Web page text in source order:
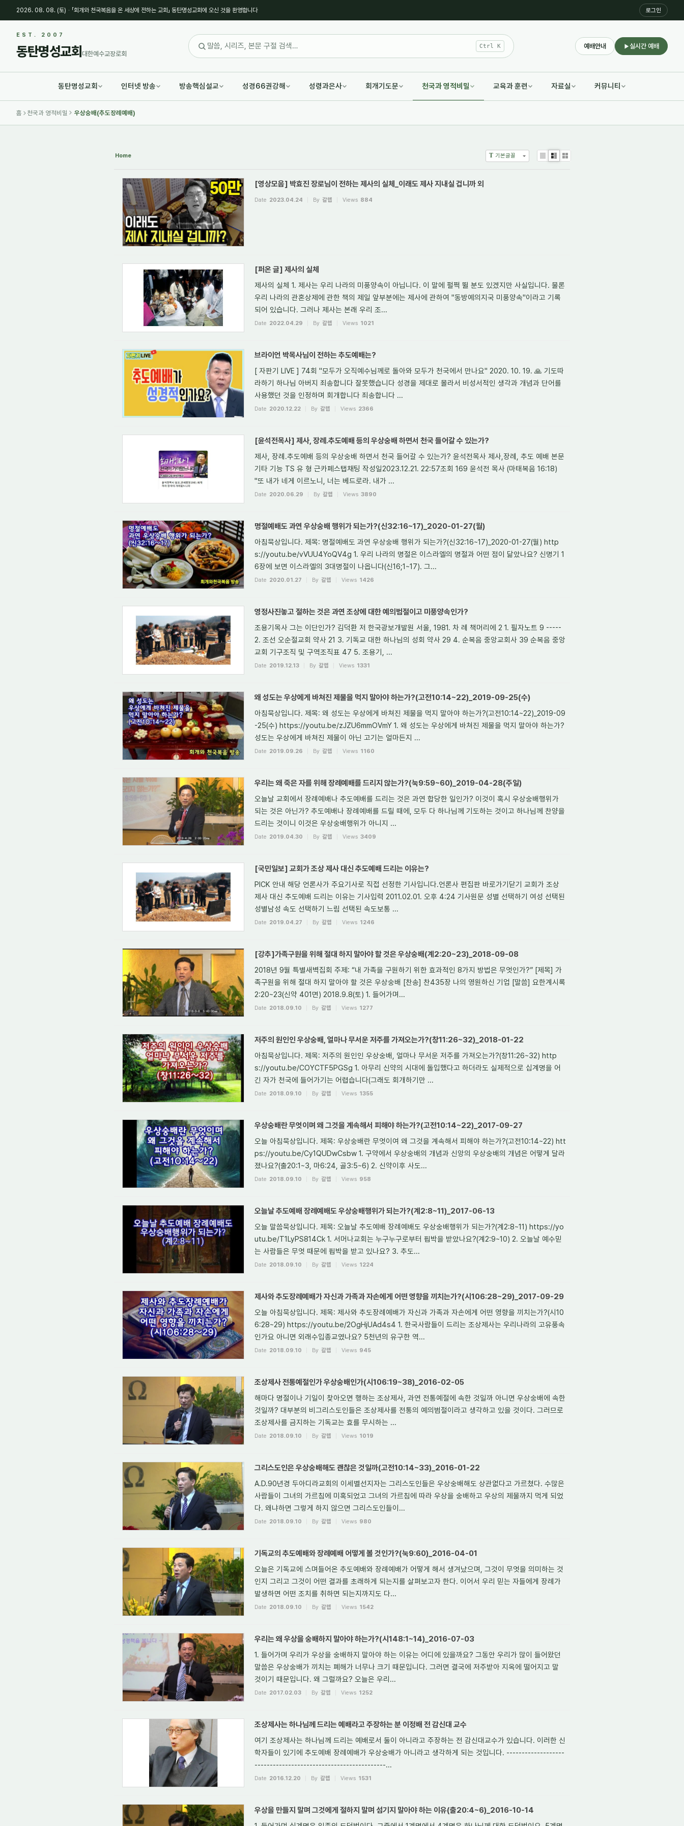
2026. 08. 08. (토) · 「회개와 천국복음을 온 세상에 전하는 교회」 동탄명성교회에 오신 것을 환영합니다 로그인
EST. 2007
동탄명성교회 대한예수교장로회
Ctrl K 예배안내 실시간 예배
동탄명성교회 인터넷 방송 방송핵심설교 성경66권강해 성령과은사 회개기도문 천국과 영적비밀 교육과 훈련 자료실 커뮤니티
홈 천국과 영적비밀 우상숭배(추도장례예배)
Home T 기본글꼴
ListZine
[영상모음] 박효진 장로님이 전하는 제사의 실체_이래도 제사 지내실 겁니까 외
Date 2023.04.24 By 갈렙 Views 884
[퍼온 글] 제사의 실체
제사의 실체 1. 제사는 우리 나라의 미풍양속이 아닙니다. 이 말에 펄쩍 뛸 분도 있겠지만 사실입니다. 물론
우리 나라의 관혼상제에 관한 책의 제일 앞부분에는 제사에 관하여 "동방예의지국 미풍양속"이라고 기록
되어 있습니다. 그러나 제사는 본래 우리 조...
Date 2022.04.29 By 갈렙 Views 1021
브라이언 박목사님이 전하는 추도예배는?
[ 자판기 LIVE ] 74회 "모두가 오직예수님께로 돌아와 모두가 천국에서 만나요" 2020. 10. 19. 🙏 기도따
라하기 하나님 아버지 죄송합니다 잘못했습니다 성경을 제대로 몰라서 비성서적인 생각과 개념과 단어를
사용했던 것을 인정하며 회개합니다 죄송합니다 ...
Date 2020.12.22 By 갈렙 Views 2366
[윤석전목사] 제사, 장례.추도예배 등의 우상숭배 하면서 천국 들어갈 수 있는가?
제사, 장례.추도예배 등의 우상숭배 하면서 천국 들어갈 수 있는가? 윤석전목사 제사,장례, 추도 예배 본문
기타 기능 TS 유 형 근카페스탭채팅 작성일2023.12.21. 22:57조회 169 윤석전 목사 (마태복음 16:18)
"또 내가 네게 이르노니, 너는 베드로라. 내가 ...
Date 2020.06.29 By 갈렙 Views 3890
명절예배도 과연 우상숭배 행위가 되는가?(신32:16~17)_2020-01-27(월)
아침묵상입니다. 제목: 명절예배도 과연 우상숭배 행위가 되는가?(신32:16~17)_2020-01-27(월) http
s://youtu.be/vVUU4YoQV4g 1. 우리 나라의 명절은 이스라엘의 명절과 어떤 점이 닮았나요? 신명기 1
6장에 보면 이스라엘의 3대명절이 나옵니다(신16;1~17). 그...
Date 2020.01.27 By 갈렙 Views 1426
영정사진놓고 절하는 것은 과연 조상에 대한 예의범절이고 미풍양속인가?
조용기목사 그는 이단인가? 김덕환 저 한국광보개발원 서울, 1981. 차 례 책머리에 2 1. 필자노트 9 -----
2. 조선 오순절교회 약사 21 3. 기독교 대한 하나님의 성회 약사 29 4. 순복음 중앙교회사 39 순복음 중앙
교회 기구조직 및 구역조직표 47 5. 조용기, ...
Date 2019.12.13 By 갈렙 Views 1331
왜 성도는 우상에게 바쳐진 제물을 먹지 말아야 하는가?(고전10:14~22)_2019-09-25(수)
아침묵상입니다. 제목: 왜 성도는 우상에게 바쳐진 제물을 먹지 말아야 하는가?(고전10:14~22)_2019-09
-25(수) https://youtu.be/zJZU6mmOVmY 1. 왜 성도는 우상에게 바쳐진 제물을 먹지 말아야 하는가?
성도는 우상에게 바쳐진 제물이 아닌 고기는 얼마든지 ...
Date 2019.09.26 By 갈렙 Views 1160
우리는 왜 죽은 자를 위해 장례예배를 드리지 않는가?(눅9:59~60)_2019-04-28(주일)
오늘날 교회에서 장례예배나 추도예배를 드리는 것은 과연 합당한 일인가? 이것이 혹시 우상숭배행위가
되는 것은 아닌가? 추도예배나 장례예배를 드릴 때에, 모두 다 하나님께 기도하는 것이고 하나님께 찬양을
드리는 것이니 이것은 우상숭배행위가 아니지 ...
Date 2019.04.30 By 갈렙 Views 3409
[국민일보] 교회가 조상 제사 대신 추도예배 드리는 이유는?
PICK 안내 해당 언론사가 주요기사로 직접 선정한 기사입니다.언론사 편집판 바로가기닫기 교회가 조상
제사 대신 추도예배 드리는 이유는 기사입력 2011.02.01. 오후 4:24 기사원문 성별 선택하기 여성 선택된
성별남성 속도 선택하기 느림 선택된 속도보통 ...
Date 2019.04.27 By 갈렙 Views 1246
[강추]가족구원을 위해 절대 하지 말아야 할 것은 우상숭배(계2:20~23)_2018-09-08
2018년 9월 특별새벽집회 주제: “내 가족을 구원하기 위한 효과적인 8가지 방법은 무엇인가?” [제목] 가
족구원을 위해 절대 하지 말아야 할 것은 우상숭배 [찬송] 찬435장 나의 영원하신 기업 [말씀] 요한계시록
2:20~23(신약 401면) 2018.9.8(토) 1. 들어가며...
Date 2018.09.10 By 갈렙 Views 1277
저주의 원인인 우상숭배, 얼마나 무서운 저주를 가져오는가?(창11:26~32)_2018-01-22
아침묵상입니다. 제목: 저주의 원인인 우상숭배, 얼마나 무서운 저주를 가져오는가?(창11:26~32) http
s://youtu.be/COYCTF5PGSg 1. 아무리 신약의 시대에 돌입했다고 하더라도 실제적으로 십계명을 어
긴 자가 천국에 들어가기는 어렵습니다(그래도 회개하기만 ...
Date 2018.09.10 By 갈렙 Views 1355
우상숭배란 무엇이며 왜 그것을 계속해서 피해야 하는가?(고전10:14~22)_2017-09-27
오늘 아침묵상입니다. 제목: 우상숭배란 무엇이여 왜 그것을 계속해서 피해야 하는가?(고전10:14~22) htt
ps://youtu.be/Cy1QUDwCsbw 1. 구약에서 우상숭배의 개념과 신앙의 우상숭배의 개념은 어떻게 달라
졌나요?(출20:1~3, 마6:24, 골3:5~6) 2. 신약이후 사도...
Date 2018.09.10 By 갈렙 Views 958
오늘날 추도예배 장례예배도 우상숭배행위가 되는가?(계2:8~11)_2017-06-13
오늘 말씀묵상입니다. 제목: 오늘날 추도예배 장례예배도 우상숭배행위가 되는가?(계2:8~11) https://yo
utu.be/T1LyPS814Ck 1. 서머나교회는 누구누구로부터 핍박을 받았나요?(계2:9~10) 2. 오늘날 예수믿
는 사람들은 무엇 때문에 핍박을 받고 있나요? 3. 추도...
Date 2018.09.10 By 갈렙 Views 1224
제사와 추도장례예배가 자신과 가족과 자손에게 어떤 영향을 끼치는가?(시106:28~29)_2017-09-29
오늘 아침묵상입니다. 제목: 제사와 추도장례예배가 자신과 가족과 자손에게 어떤 영향을 끼치는가?(시10
6:28~29) https://youtu.be/2OgHjUAd4s4 1. 한국사람들이 드리는 조상제사는 우리나라의 고유풍속
인가요 아니면 외래수입종교였나요? 5천년의 유구한 역...
Date 2018.09.10 By 갈렙 Views 945
조상제사 전통예절인가 우상숭배인가(시106:19~38)_2016-02-05
해마다 명절이나 기일이 찾아오면 행하는 조상제사, 과연 전통예절에 속한 것일까 아니면 우상숭배에 속한
것일까? 대부분의 비그리스도인들은 조상제사를 전통의 예의범절이라고 생각하고 있을 것이다. 그러므로
조상제사를 금지하는 기독교는 효를 무시하는 ...
Date 2018.09.10 By 갈렙 Views 1019
그리스도인은 우상숭배해도 괜찮은 것일까(고전10:14~33)_2016-01-22
A.D.90년경 두아디라교회의 이세벨선지자는 그리스도인들은 우상숭배해도 상관없다고 가르쳤다. 수많은
사람들이 그녀의 가르침에 미혹되었고 그녀의 가르침에 따라 우상을 숭배하고 우상의 제물까지 먹게 되었
다. 왜냐하면 그렇게 하지 않으면 그리스도인들이...
Date 2018.09.10 By 갈렙 Views 980
기독교의 추도예배와 장례예배 어떻게 볼 것인가?(눅9:60)_2016-04-01
오늘은 기독교에 스며들어온 추도예배와 장례예배가 어떻게 해서 생겨났으며, 그것이 무엇을 의미하는 것
인지 그리고 그것이 어떤 결과를 초래하게 되는지를 살펴보고자 한다. 이어서 우리 믿는 자들에게 장례가
발생하면 어떤 조치를 취하면 되는지까지도 다...
Date 2018.09.10 By 갈렙 Views 1542
우리는 왜 우상을 숭배하지 말아야 하는가?(시148:1~14)_2016-07-03
1. 들어가며 우리가 우상을 숭배하지 말아야 하는 이유는 어디에 있을까요? 그동안 우리가 많이 들어왔던
말씀은 우상숭배가 끼치는 폐해가 너무나 크기 때문입니다. 그러면 결국에 저주받아 지옥에 떨어지고 말
것이기 때문입니다. 왜 그럴까요? 오늘은 우리...
Date 2017.02.03 By 갈렙 Views 1252
조상제사는 하나님께 드리는 예배라고 주장하는 분 이정배 전 감신대 교수
여기 조상제사는 하나님께 드리는 예배로서 둘이 아니라고 주장하는 전 감신대교수가 있습니다. 이러한 신
학자들이 있기에 추도예배 장례예배가 우상숭배가 아니라고 생각하게 되는 것입니다. -------------------
-------------------------------------------...
Date 2016.12.20 By 갈렙 Views 1531
우상을 만들지 말며 그것에게 절하지 말며 섬기지 말아야 하는 이유(출20:4~6)_2016-10-14
Sketchbook5, 스케치북5
Sketchbook5, 스케치북5
Sketchbook5, 스케치북5
Sketchbook5, 스케치북5